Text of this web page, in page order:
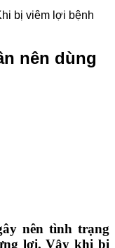
bị viêm lợi bệnh
nên dùng
nên tình trạng
lợi. Vậy khi bị